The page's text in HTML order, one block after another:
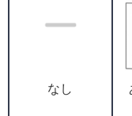
なし